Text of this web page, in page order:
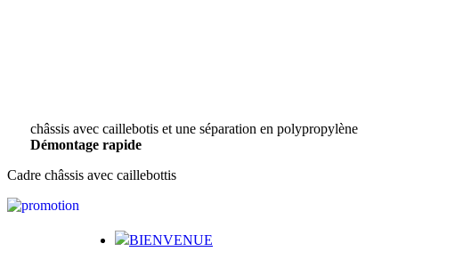
châssis avec caillebotis et une séparation en polypropylène
Démontage rapide
Cadre châssis avec caillebottis
BIENVENUE